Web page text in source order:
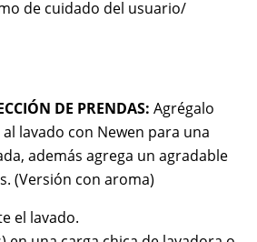
de cuidado del usuario/
DE PRENDAS: Agrégalo
lavado con Newen para una
además agrega un agradable
(Versión con aroma)
el lavado.